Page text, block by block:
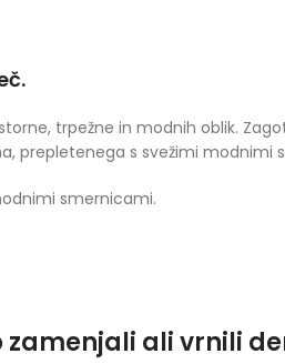
trpežne in modnih oblik.
prepletenega s svežimi modnimi
smernicami.
zamenjali ali vrnili